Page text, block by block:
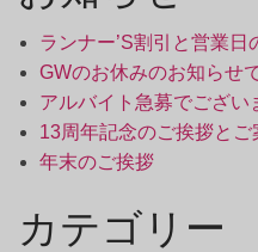
ランナー’S割引と営業日
GWのお休みのお知らせで
アルバイト急募でござい
13周年記念のご挨拶とご
年末のご挨拶
カテゴリー